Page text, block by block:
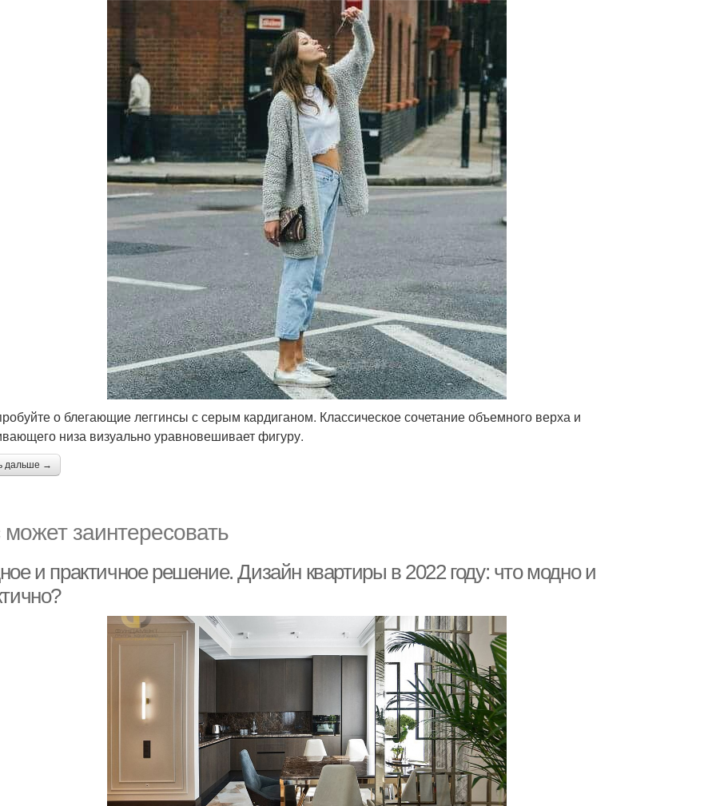
о блегающие леггинсы с серым кардиганом. Классическое сочетание объемного верха и
низа визуально уравновешивает фигуру.
дальше →
заинтересовать
и практичное решение. Дизайн квартиры в 2022 году: что модно и